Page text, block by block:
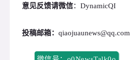
意见反馈请微信：DynamicQI
投稿邮箱： qiaojuaunews@qq.com